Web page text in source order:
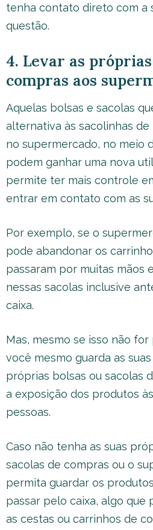
tenha contato direto com a
questão.
4. Levar as
compras aos
Aquelas bolsas e sacolas
alternativa às sacolinhas
no supermercado, no meio
podem ganhar uma nova
permite ter mais controle
entrar em contato com as
Por exemplo, se o
pode abandonar os
passaram por muitas mãos
nessas sacolas inclusive
caixa.
Mas, mesmo se isso não
você mesmo guarda as
próprias bolsas ou sacolas
a exposição dos produtos
pessoas.
Caso não tenha as suas
sacolas de compras ou o
permita guardar os
passar pelo caixa, algo que
as cestas ou carrinhos de